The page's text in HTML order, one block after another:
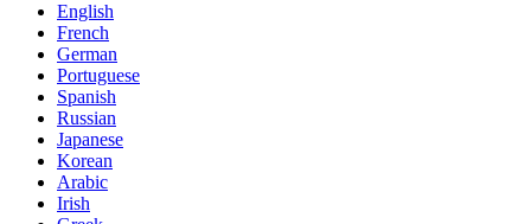
English
French
German
Portuguese
Spanish
Russian
Japanese
Korean
Arabic
Irish